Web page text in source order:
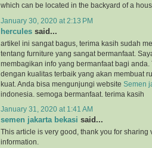
which can be located in the backyard of a
January 30, 2020 at 2:13 PM
hercules said...
artikel ini sangat bagus, terima kasih sudah
tentang furniture yang sangat bermanfaat.
membagikan info yang bermanfaat bagi anda.
dengan kualitas terbaik yang akan membuat
kuat. Anda bisa mengunjungi website Semen
indonesia. semoga bermanfaat. terima kasih
January 31, 2020 at 1:41 AM
semen jakarta bekasi said...
This article is very good, thank you for sharing
information.